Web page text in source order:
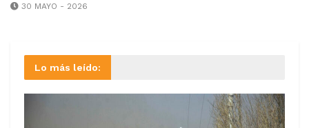
30 MAYO - 2026
Lo más leído: